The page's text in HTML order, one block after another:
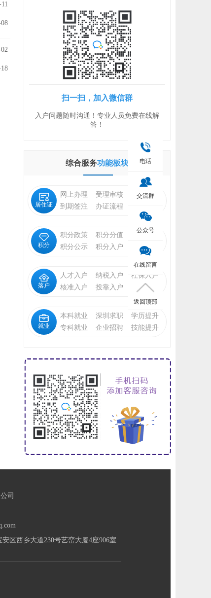
扫一扫，加入微信群
入户问题随时沟通！专业人员免费在线解
答！
综合服务功能板块
居住证
网上办理 受理审核
状态查询
到期签注
办证流程
积分
积分政策 积分分值
积分申请
积分公示
积分入户 入户指标
落户
人才入户 纳税入户
社保入户
核准入户
投靠入户 招工调干
就业
本科就业 深圳求职
学历提升
专科就业
企业招聘 技能提升
司
区西乡大道230号艺峦大厦4座906室
电话
交流群
公众号
在线留言
返回顶部